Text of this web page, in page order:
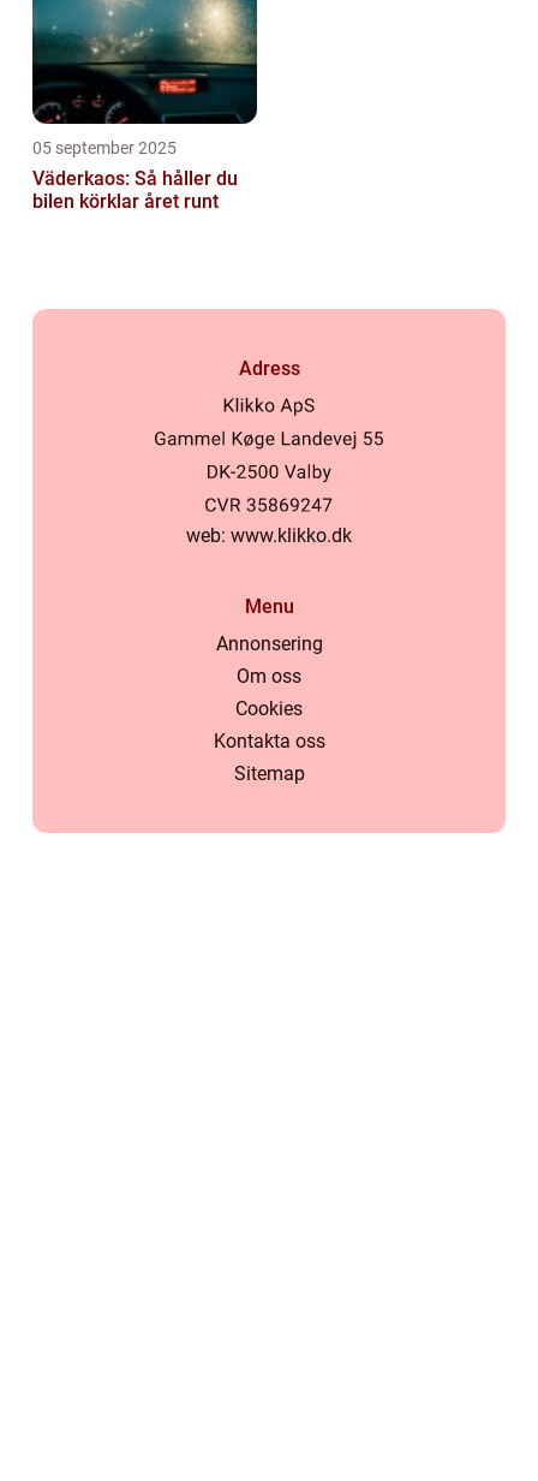
05 september 2025
Väderkaos: Så håller du
bilen körklar året runt
Adress
web: www.klikko.dk
Menu
Annonsering
Om oss
Cookies
Kontakta oss
Sitemap